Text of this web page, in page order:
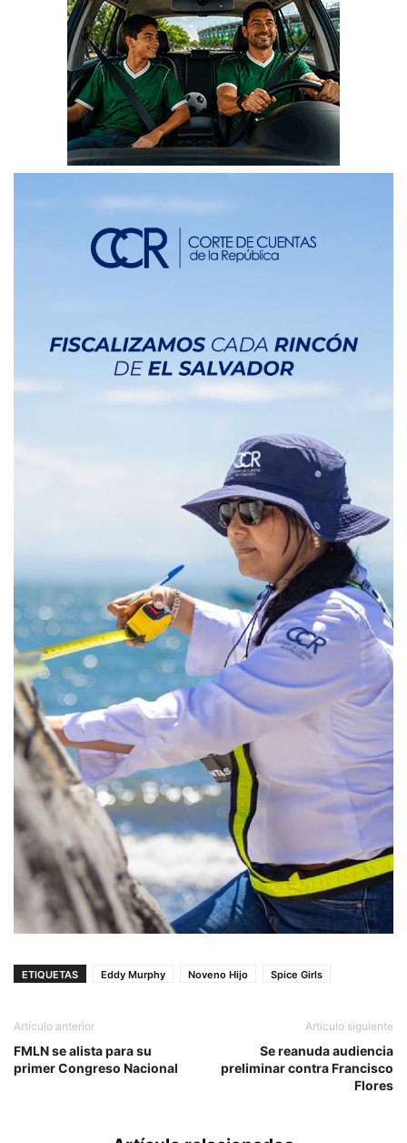
ETIQUETAS Eddy Murphy Noveno Hijo Spice Girls
Artículo anterior
FMLN se alista para su
primer Congreso Nacional
Artículo siguiente
Se reanuda audiencia
preliminar contra Francisco
Flores